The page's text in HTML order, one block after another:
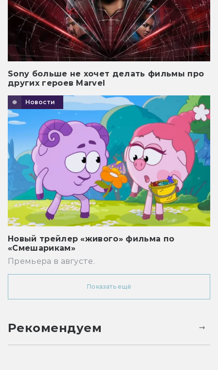
Sony больше не хочет делать фильмы про
других героев Marvel
Новости
Новый трейлер «живого» фильма по
«Смешарикам»
Премьера в августе.
Показать ещё
Рекомендуем